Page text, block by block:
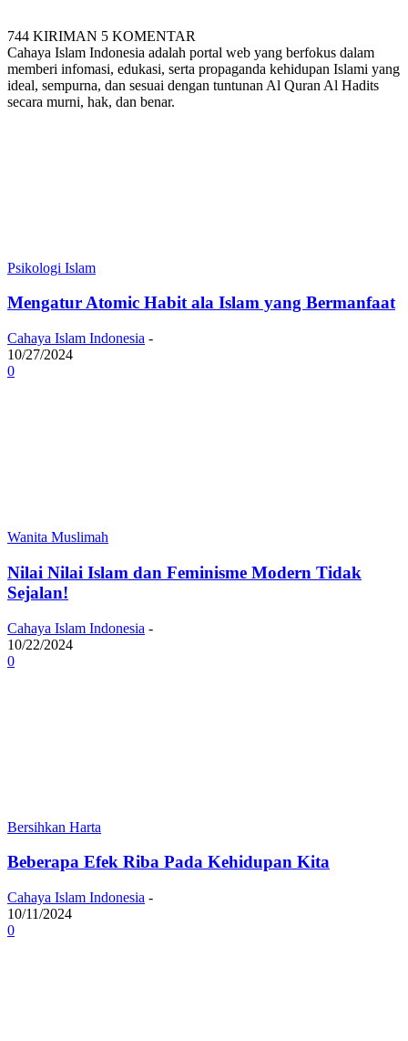
744 KIRIMAN 5 KOMENTAR
Cahaya Islam Indonesia adalah portal web yang berfokus dalam
memberi infomasi, edukasi, serta propaganda kehidupan Islami yang
ideal, sempurna, dan sesuai dengan tuntunan Al Quran Al Hadits
secara murni, hak, dan benar.
Psikologi Islam
Mengatur Atomic Habit ala Islam yang Bermanfaat
Cahaya Islam Indonesia -
10/27/2024
0
Wanita Muslimah
Nilai Nilai Islam dan Feminisme Modern Tidak
Sejalan!
Cahaya Islam Indonesia -
10/22/2024
0
Bersihkan Harta
Beberapa Efek Riba Pada Kehidupan Kita
Cahaya Islam Indonesia -
10/11/2024
0